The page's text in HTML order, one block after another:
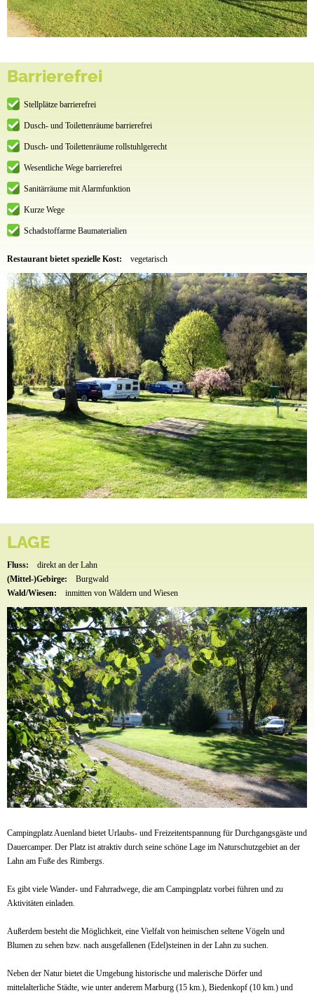
Barrierefrei
Stellplätze barrierefrei
Dusch- und Toilettenräume barrierefrei
Dusch- und Toilettenräume rollstuhlgerecht
Wesentliche Wege barrierefrei
Sanitärräume mit Alarmfunktion
Kurze Wege
Schadstoffarme Baumaterialien
Restaurant bietet spezielle Kost: vegetarisch
LAGE
Fluss:
direkt an der Lahn
(Mittel-)Gebirge:
Burgwald
Wald/Wiesen:
inmitten von Wäldern und Wiesen
Campingplatz Auenland bietet Urlaubs- und Freizeitentspannung für Durchgangsgäste und
Dauercamper. Der Platz ist atraktiv durch seine schöne Lage im Naturschutzgebiet an der
Lahn am Fuße des Rimbergs.
Es gibt viele Wander- und Fahrradwege, die am Campingplatz vorbei führen und zu
Aktivitäten einladen.
Außerdem besteht die Möglichkeit, eine Vielfalt von heimischen seltene Vögeln und
Blumen zu sehen bzw. nach ausgefallenen (Edel)steinen in der Lahn zu suchen.
Neben der Natur bietet die Umgebung historische und malerische Dörfer und
mittelalterliche Städte, wie unter anderem Marburg (15 km.), Biedenkopf (10 km.) und